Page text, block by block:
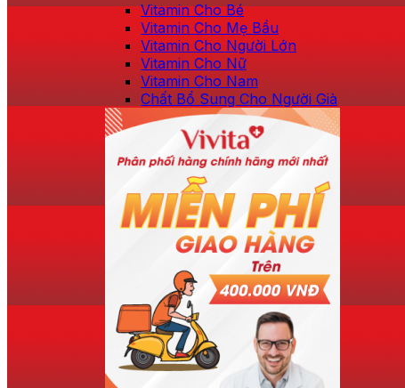
Vitamin Cho Bé
Vitamin Cho Mẹ Bầu
Vitamin Cho Người Lớn
Vitamin Cho Nữ
Vitamin Cho Nam
Chất Bổ Sung Cho Người Già